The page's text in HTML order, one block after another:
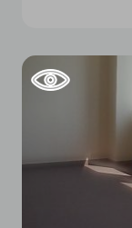
pomocnicze -
wodę,
uciążliwych
(światłowód),
wynajmie: 122,0
w wysokości 3
minimum 1 rok.
miejsca
za 1 miejsce.
bezpośrednim
przy ulicy
komunikacji